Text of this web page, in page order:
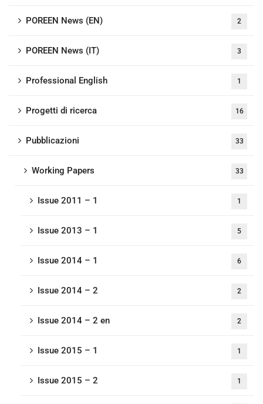
POREEN News (EN) 2
POREEN News (IT) 3
Professional English 1
Progetti di ricerca 16
Pubblicazioni 33
Working Papers 33
Issue 2011 – 1 1
Issue 2013 – 1 5
Issue 2014 – 1 6
Issue 2014 – 2 2
Issue 2014 – 2 en 2
Issue 2015 – 1 1
Issue 2015 – 2 1